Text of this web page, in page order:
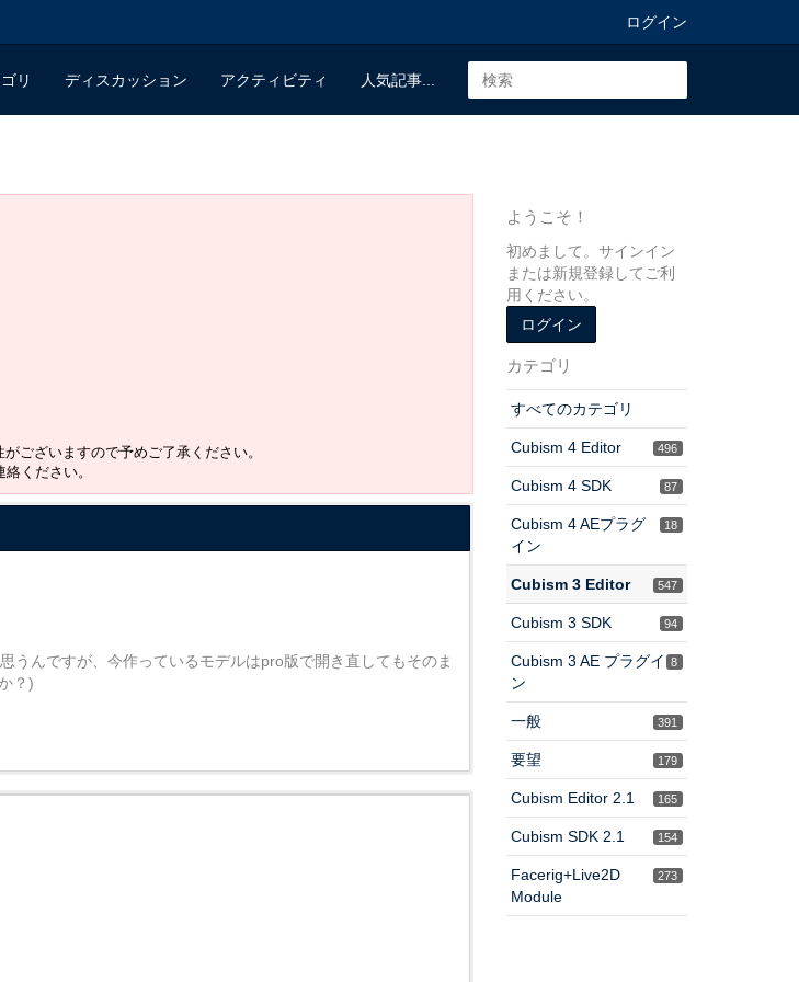
ログイン
リ ディスカッション アクティビティ 人気記事...
ございますので予めご了承ください。
ください。
んですが、今作っているモデルはpro版で開き直してもそのま
？)
ようこそ！
初めまして。サインイン
または新規登録してご利
用ください。
ログイン
カテゴリ
すべてのカテゴリ
496
Cubism 4 Editor
87
Cubism 4 SDK
18
Cubism 4 AEプラグ
イン
547
Cubism 3 Editor
94
Cubism 3 SDK
8
Cubism 3 AE プラグイ
ン
391
一般
179
要望
165
Cubism Editor 2.1
154
Cubism SDK 2.1
273
Facerig+Live2D
Module